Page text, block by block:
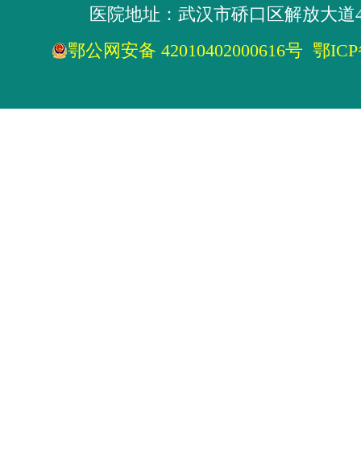
医院地址：武汉市硚口区解放大道
鄂公网安备 42010402000616号 鄂